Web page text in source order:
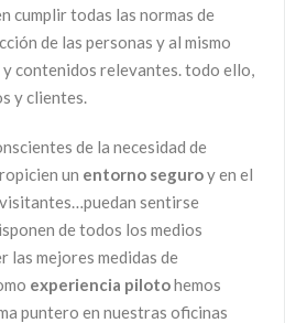
cumplir todas las normas de
de las personas y al mismo
contenidos relevantes. todo ello,
y clientes.
de la necesidad de
un entorno seguroy en el
sentirse
de todos los medios
las mejores medidas de
experiencia pilotohemos
puntero en nuestras oficinas